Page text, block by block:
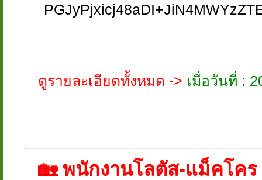
ดูรายละเอียดทั้งหมด -> เมื่อวันที่ :
🏡 พนักงานโลตัส-แม็คโค